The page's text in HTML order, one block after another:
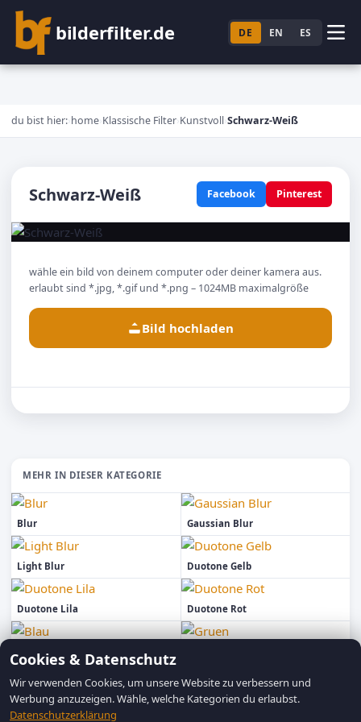
bilderfilter.de DE EN ES
du bist hier: home Klassische Filter Kunstvoll Schwarz-Weiß
Schwarz-Weiß Facebook Pinterest
wähle ein bild von deinem computer oder deiner kamera aus.
erlaubt sind *.jpg, *.gif und *.png – 1024MB maximalgröße
Bild hochladen
MEHR IN DIESER KATEGORIE
Blur Gaussian Blur
Light Blur Duotone Gelb
Duotone Lila Duotone Rot
Blau
Cookies & Datenschutz
Wir verwenden Cookies, um unsere Website zu verbessern und
Werbung anzuzeigen. Wähle, welche Kategorien du erlaubst.
Datenschutzerklärung